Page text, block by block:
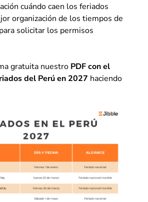
cuándo caen los feriados
organización de los tiempos de
solicitar los permisos
gratuita nuestro PDF con el
del Perú en 2027 haciendo